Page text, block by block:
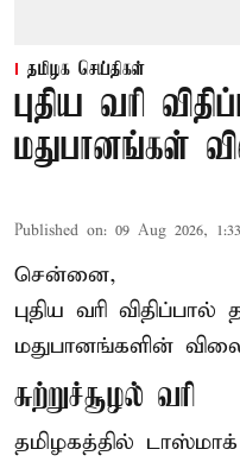
தமிழக செய்திகள்
புதிய வரி
மதுபானங்கள்
Published on: 09 Aug 2026,
சென்னை,
புதிய வரி விதிப்பால்
மதுபானங்களின்
சுற்றுச்சூழல் வரி
தமிழகத்தில்